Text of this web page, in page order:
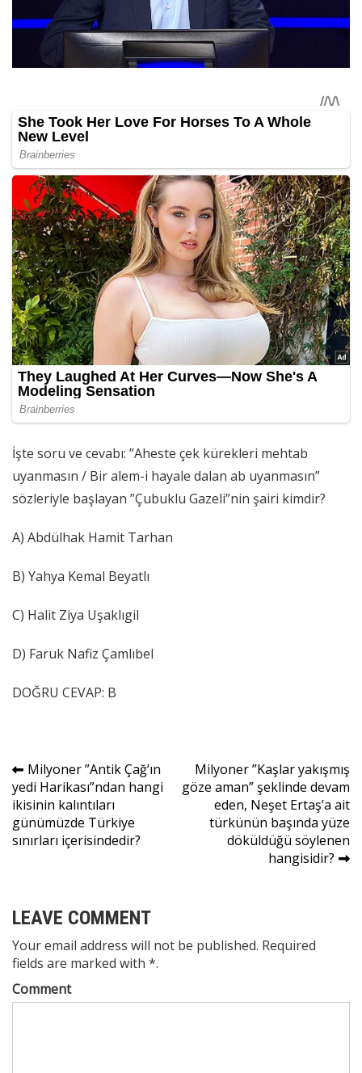
İşte soru ve cevabı: ”Aheste çek kürekleri mehtab
uyanmasın / Bir alem-i hayale dalan ab uyanmasın”
sözleriyle başlayan ”Çubuklu Gazeli”nin şairi kimdir?
A) Abdülhak Hamit Tarhan
B) Yahya Kemal Beyatlı
C) Halit Ziya Uşaklıgil
D) Faruk Nafiz Çamlıbel
DOĞRU CEVAP: B
Yazı
gezinmesi
Milyoner ”Antik Çağ’ın
yedi Harikası”ndan hangi
ikisinin kalıntıları
günümüzde Türkiye
sınırları içerisindedir?
Milyoner ”Kaşlar yakışmış
göze aman” şeklinde devam
eden, Neşet Ertaş’a ait
türkünün başında yüze
döküldüğü söylenen
hangisidir?
LEAVE COMMENT
Your email address will not be published. Required
fields are marked with *.
Comment